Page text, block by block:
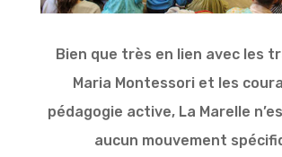
Bien que très en lien avec les
Maria Montessori et les
pédagogie active, La Marelle
aucun mouvement